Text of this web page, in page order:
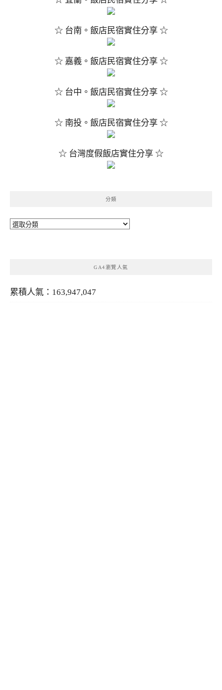
☆ 台南。飯店民宿實住分享 ☆
☆ 嘉義。飯店民宿實住分享 ☆
☆ 台中。飯店民宿實住分享 ☆
☆ 南投。飯店民宿實住分享 ☆
☆ 台灣度假飯店實住分享 ☆
分類
分
GA4瀏覽人氣
累積人氣：163,947,047